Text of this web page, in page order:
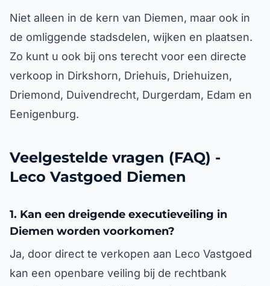
Niet alleen in de kern van Diemen, maar ook in
de omliggende stadsdelen, wijken en plaatsen.
Zo kunt u ook bij ons terecht voor een directe
verkoop in Dirkshorn, Driehuis, Driehuizen,
Driemond, Duivendrecht, Durgerdam, Edam en
Eenigenburg.
Veelgestelde vragen (FAQ) -
Leco Vastgoed Diemen
1. Kan een dreigende executieveiling in
Diemen worden voorkomen?
Ja, door direct te verkopen aan Leco Vastgoed
kan een openbare veiling bij de rechtbank